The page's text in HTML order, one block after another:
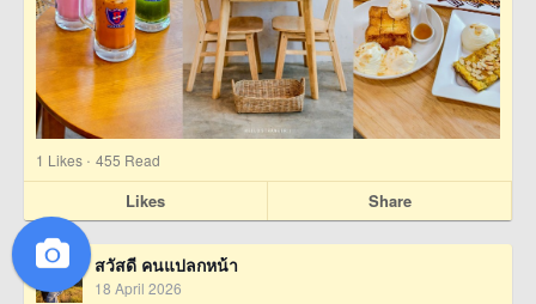
1 Likes · 455 Read
Likes Share
สวัสดี คนแปลกหน้า
18 April 2026